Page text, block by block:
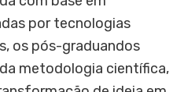
por tecnologias
os pós-graduandos
metodologia científica,